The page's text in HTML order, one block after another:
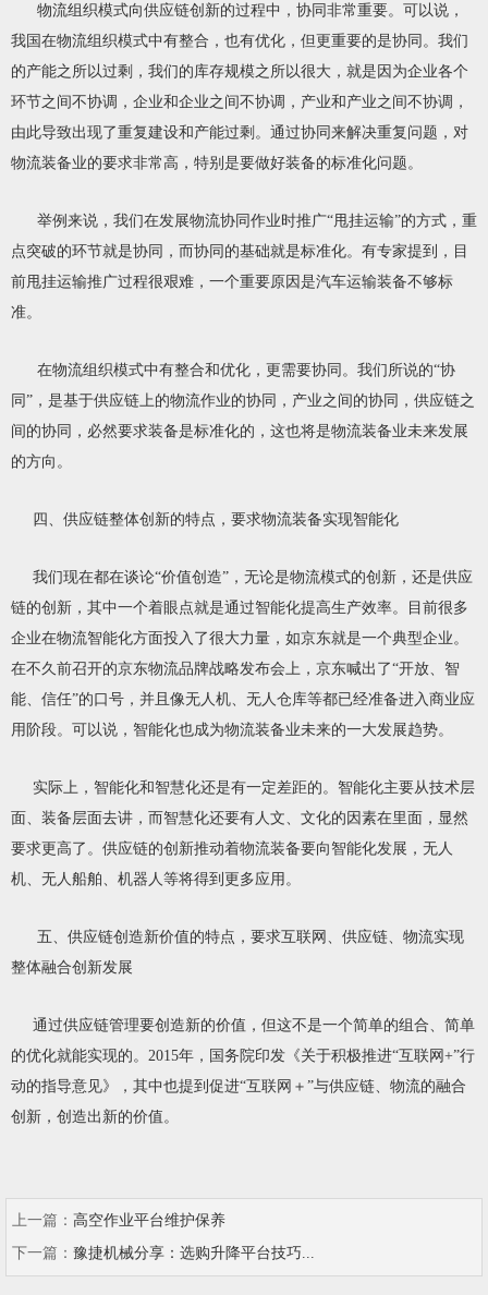
物流组织模式向供应链创新的过程中，协同非常重要。可以说，
我国在物流组织模式中有整合，也有优化，但更重要的是协同。我们
的产能之所以过剩，我们的库存规模之所以很大，就是因为企业各个
环节之间不协调，企业和企业之间不协调，产业和产业之间不协调，
由此导致出现了重复建设和产能过剩。通过协同来解决重复问题，对
物流装备业的要求非常高，特别是要做好装备的标准化问题。
举例来说，我们在发展物流协同作业时推广“甩挂运输”的方式，重
点突破的环节就是协同，而协同的基础就是标准化。有专家提到，目
前甩挂运输推广过程很艰难，一个重要原因是汽车运输装备不够标
准。
在物流组织模式中有整合和优化，更需要协同。我们所说的“协
同”，是基于供应链上的物流作业的协同，产业之间的协同，供应链之
间的协同，必然要求装备是标准化的，这也将是物流装备业未来发展
的方向。
四、供应链整体创新的特点，要求物流装备实现智能化
我们现在都在谈论“价值创造”，无论是物流模式的创新，还是供应
链的创新，其中一个着眼点就是通过智能化提高生产效率。目前很多
企业在物流智能化方面投入了很大力量，如京东就是一个典型企业。
在不久前召开的京东物流品牌战略发布会上，京东喊出了“开放、智
能、信任”的口号，并且像无人机、无人仓库等都已经准备进入商业应
用阶段。可以说，智能化也成为物流装备业未来的一大发展趋势。
实际上，智能化和智慧化还是有一定差距的。智能化主要从技术层
面、装备层面去讲，而智慧化还要有人文、文化的因素在里面，显然
要求更高了。供应链的创新推动着物流装备要向智能化发展，无人
机、无人船舶、机器人等将得到更多应用。
五、供应链创造新价值的特点，要求互联网、供应链、物流实现
整体融合创新发展
通过供应链管理要创造新的价值，但这不是一个简单的组合、简单
的优化就能实现的。2015年，国务院印发《关于积极推进“互联网+”行
动的指导意见》，其中也提到促进“互联网＋”与供应链、物流的融合
创新，创造出新的价值。
上一篇： 高空作业平台维护保养
下一篇： 豫捷机械分享：选购升降平台技巧...